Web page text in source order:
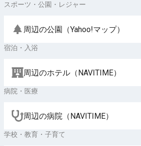
スポーツ・公園・レジャー
周辺の公園（Yahoo!マップ）
宿泊・入浴
周辺のホテル（NAVITIME）
病院・医療
周辺の病院（NAVITIME）
学校・教育・子育て